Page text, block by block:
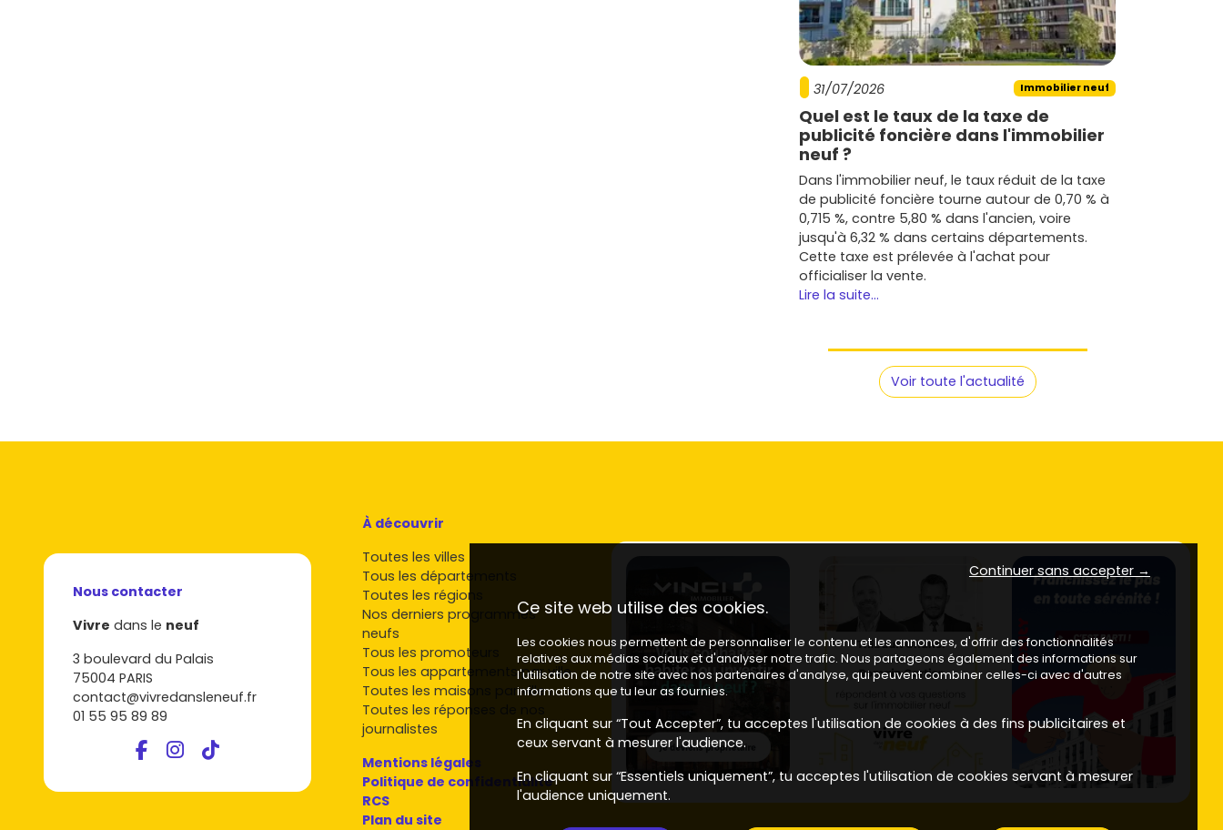
31/07/2026 Immobilier neuf
Quel est le taux de la taxe de
publicité foncière dans l'immobilier
neuf ?
Dans l'immobilier neuf, le taux réduit de la taxe
de publicité foncière tourne autour de 0,70 % à
0,715 %, contre 5,80 % dans l'ancien, voire
jusqu'à 6,32 % dans certains départements.
Cette taxe est prélevée à l'achat pour
officialiser la vente.
Lire la suite...
Voir toute l'actualité
Nous contacter
Vivre dans le neuf
3 boulevard du Palais
75004 PARIS
contact@vivredansleneuf.fr
01 55 95 89 89
À découvrir
Toutes les villes
Tous les départements
Toutes les régions
Nos derniers programmes
neufs
Tous les promoteurs
Tous les appartements par ville
Toutes les maisons par ville
Toutes les réponses de nos
journalistes
Mentions légales
Politique de confidentialité
RCS
Plan du site
Continuer sans accepter →
Ce site web utilise des cookies.
Les cookies nous permettent de personnaliser le contenu et les annonces, d'offrir des fonctionnalités
relatives aux médias sociaux et d'analyser notre trafic. Nous partageons également des informations sur
l'utilisation de notre site avec nos partenaires d'analyse, qui peuvent combiner celles-ci avec d'autres
informations que tu leur as fournies.
En cliquant sur “Tout Accepter”, tu acceptes l'utilisation de cookies à des fins publicitaires et
ceux servant à mesurer l'audience.
En cliquant sur “Essentiels uniquement”, tu acceptes l'utilisation de cookies servant à mesurer
l'audience uniquement.